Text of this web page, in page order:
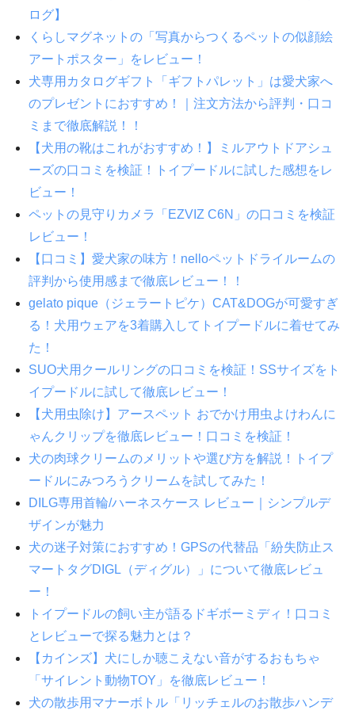
ログ】
くらしマグネットの「写真からつくるペットの似顔絵
アートポスター」をレビュー！
犬専用カタログギフト「ギフトパレット」は愛犬家へ
のプレゼントにおすすめ！｜注文方法から評判・口コ
ミまで徹底解説！！
【犬用の靴はこれがおすすめ！】ミルアウトドアシュ
ーズの口コミを検証！トイプードルに試した感想をレ
ビュー！
ペットの見守りカメラ「EZVIZ C6N」の口コミを検証
レビュー！
【口コミ】愛犬家の味方！nelloペットドライルームの
評判から使用感まで徹底レビュー！！
gelato pique（ジェラートピケ）CAT&DOGが可愛すぎ
る！犬用ウェアを3着購入してトイプードルに着せてみ
た！
SUO犬用クールリングの口コミを検証！SSサイズをト
イプードルに試して徹底レビュー！
【犬用虫除け】アースペット おでかけ用虫よけわんに
ゃんクリップを徹底レビュー！口コミを検証！
犬の肉球クリームのメリットや選び方を解説！トイプ
ードルにみつろうクリームを試してみた！
DILG専用首輪/ハーネスケース レビュー｜シンプルデ
ザインが魅力
犬の迷子対策におすすめ！GPSの代替品「紛失防止ス
マートタグDIGL（ディグル）」について徹底レビュ
ー！
トイプードルの飼い主が語るドギボーミディ！口コミ
とレビューで探る魅力とは？
【カインズ】犬にしか聴こえない音がするおもちゃ
「サイレント動物TOY」を徹底レビュー！
犬の散歩用マナーボトル「リッチェルのお散歩ハンデ